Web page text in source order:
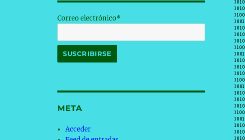
Correo electrónico*
META
Acceder